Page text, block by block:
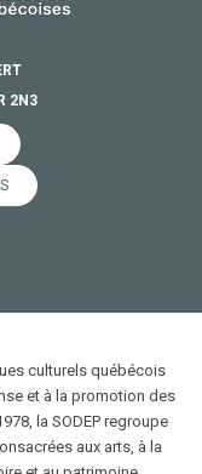
2N3
culturels québécois
et à la promotion des
la SODEP regroupe
aux arts, à la